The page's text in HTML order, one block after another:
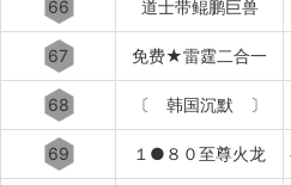
66 道士带鲲鹏巨兽
67 免费★雷霆二合一
68 〔 韩国沉默 〕
69 １●８０至尊火龙